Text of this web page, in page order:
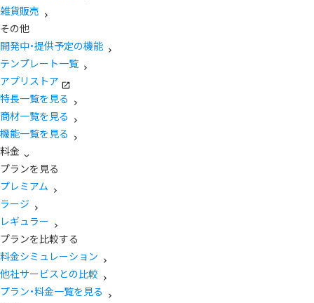
雑貨販売
その他
開発中・提供予定の機能
テンプレート一覧
アプリストア
特長一覧を見る
商材一覧を見る
機能一覧を見る
料金
プランを見る
プレミアム
ラージ
レギュラー
プランを比較する
料金シミュレーション
他社サービスとの比較
プラン・料金一覧を見る